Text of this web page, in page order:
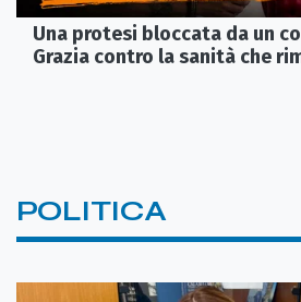
Una protesi bloccata da un
Grazia contro la sanità che
POLITICA